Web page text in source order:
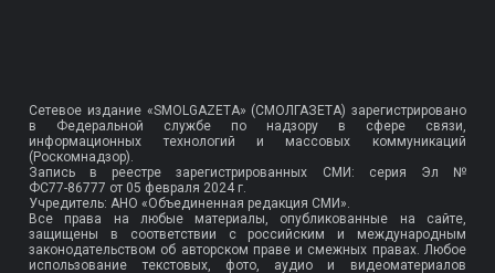
Сетевое издание «SMOLGAZETA» (СМОЛГАЗЕТА) зарегистрировано
в Федеральной службе по надзору в сфере связи,
информационных технологий и массовых коммуникаций
(Роскомнадзор).
Запись в реестре зарегистрированных СМИ: серия Эл №
ФС77-86777 от 05 февраля 2024 г.
Учредитель: АНО «Объединенная редакция СМИ».
Все права на любые материалы, опубликованные на сайте,
защищены в соответствии с российским и международным
законодательством об авторском праве и смежных правах. Любое
использование текстовых, фото, аудио и видеоматериалов